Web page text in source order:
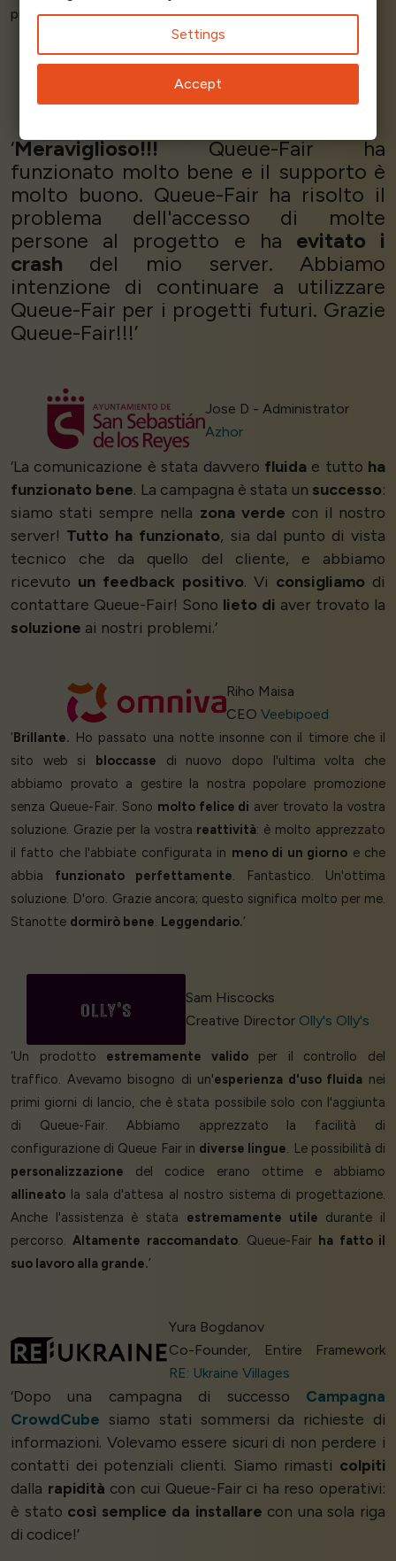
piaccia - il servizio ènel complesso fantastico.’
Guram Adamia - Ticketing
‘Meraviglioso!!!Queue-Fair ha
funzionato molto bene e il supporto è
molto buono. Queue-Fair ha risolto il
problema dell'accesso di molte
persone al progetto e ha evitato i
crash del mio server. Abbiamo
intenzione di continuare a utilizzare
Queue-Fair per i progetti futuri. Grazie
Queue-Fair!!!’
Jose D - Administrator
Azhor
‘La comunicazione è stata davvero fluidae tutto ha
funzionato bene. La campagna è stata un successo:
siamo stati sempre nella zona verde con il nostro
server! Tutto ha funzionato, sia dal punto di vista
tecnico che da quello del cliente, e abbiamo
ricevuto un feedback positivo. Vi consigliamo di
contattare Queue-Fair! Sono lieto di aver trovato la
soluzione ai nostri problemi.’
Riho Maisa
CEO Veebipoed
‘Brillante. Ho passato una notte insonne con il timore che il
sito web si bloccasse di nuovo dopo l'ultima volta che
abbiamo provato a gestire la nostra popolare promozione
senza Queue-Fair. Sono molto felice di aver trovato la vostra
soluzione. Grazie per la vostra reattività: è molto apprezzato
il fatto che l'abbiate configurata in meno di un giorno e che
abbia funzionato perfettamente. Fantastico. Un'ottima
soluzione. D'oro. Grazie ancora; questo significa molto per me.
Stanotte dormirò bene. Leggendario.’
Sam Hiscocks
Creative Director Olly's Olly's
‘Un prodotto estremamente validoper il controllo del
traffico. Avevamo bisogno di un'esperienza d'uso fluida nei
primi giorni di lancio, che è stata possibile solo con l'aggiunta
di Queue-Fair. Abbiamo apprezzato la facilità di
configurazione di Queue Fair in diverse lingue. Le possibilità di
personalizzazione del codice erano ottime e abbiamo
allineato la sala d'attesa al nostro sistema di progettazione.
Anche l'assistenza è stata estremamente utile durante il
percorso.Altamente raccomandato. Queue-Fair ha fatto il
suo lavoro alla grande.’
Yura Bogdanov
Co-Founder, Entire Framework
RE: Ukraine Villages
‘Dopo una campagna di successo Campagna
CrowdCube siamo stati sommersi da richieste di
informazioni. Volevamo essere sicuri di non perdere i
contatti dei potenziali clienti. Siamo rimasti colpiti
dalla rapidità con cui Queue-Fair ci ha reso operativi:
è stato così semplice da installare con una sola riga
di codice!’
Settings
Accept